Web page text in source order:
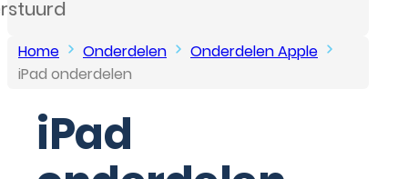
Home Onderdelen
iPad